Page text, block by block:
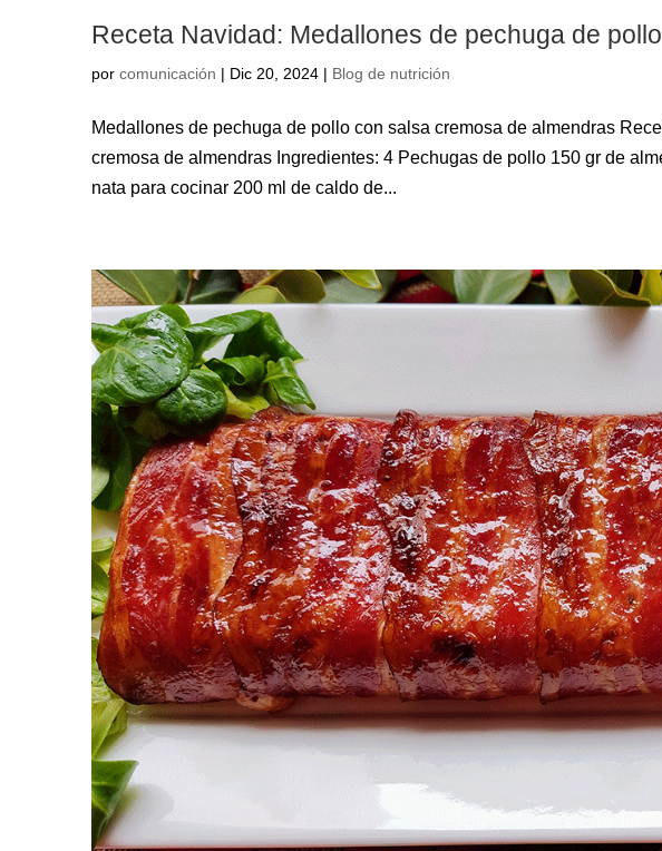
Receta Navidad: Medallones de pechuga de
por comunicación | Dic 20, 2024 | Blog de nutrición
Medallones de pechuga de pollo con salsa cremosa de almendras
cremosa de almendras Ingredientes: 4 Pechugas de pollo 150 gr de
nata para cocinar 200 ml de caldo de...